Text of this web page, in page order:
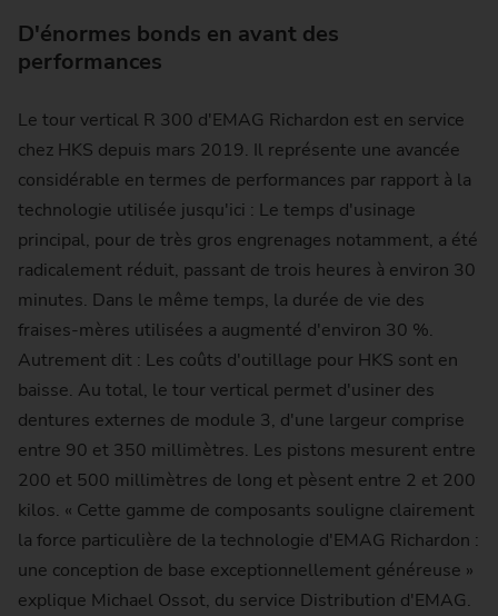
D'énormes bonds en avant des
performances
Le tour vertical R 300 d'EMAG Richardon est en service
chez HKS depuis mars 2019. Il représente une avancée
considérable en termes de performances par rapport à la
technologie utilisée jusqu'ici : Le temps d'usinage
principal, pour de très gros engrenages notamment, a été
radicalement réduit, passant de trois heures à environ 30
minutes. Dans le même temps, la durée de vie des
fraises-mères utilisées a augmenté d'environ 30 %.
Autrement dit : Les coûts d'outillage pour HKS sont en
baisse. Au total, le tour vertical permet d'usiner des
dentures externes de module 3, d'une largeur comprise
entre 90 et 350 millimètres. Les pistons mesurent entre
200 et 500 millimètres de long et pèsent entre 2 et 200
kilos. « Cette gamme de composants souligne clairement
la force particulière de la technologie d'EMAG Richardon :
une conception de base exceptionnellement généreuse »
explique Michael Ossot, du service Distribution d'EMAG.